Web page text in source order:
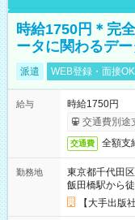
時給1750円＊完
ータに関わるデ
派遣 WEB登録・面接OK
給与
時給1750円
交通費別途
交通費 全額支
勤務地
東京都千代田区
飯田橋駅から
【大手出版